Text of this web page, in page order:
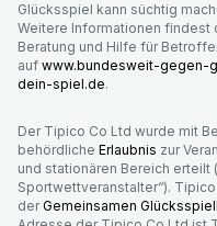
Glücksspiel kann süchtig
Weitere Informationen findest
Beratung und Hilfe für
auf www.bundesweit-gegen-
dein-spiel.de.
Der Tipico Co Ltd wurde mit
behördliche Erlaubnis zur
und stationären Bereich
Sportwettveranstalter“).
derGemeinsamen